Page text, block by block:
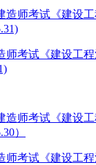
师考试《建设工
师考试《建设工